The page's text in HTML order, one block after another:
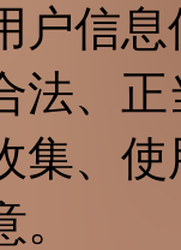
户信
法、
集、